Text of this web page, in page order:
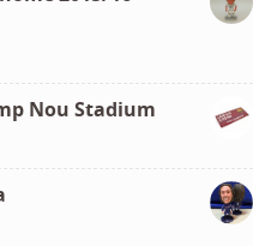
Nou Stadium